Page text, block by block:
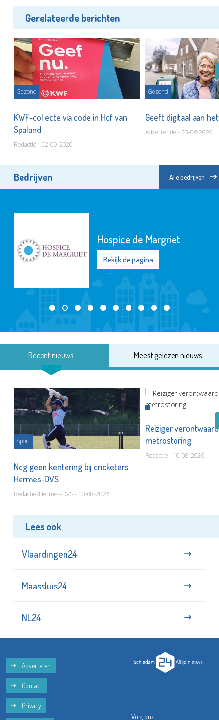
Gerelateerde berichten
Gezond
KWF-collecte via code in Hof van
Spaland
Redactie - 02-09-2020
Gezond
Geeft
Advertentie - 23-06-2020
Bedrijven Alle bedrijven
Hospice de Margriet
Bekijk de pagina
Recent nieuws Meest gelezen nieuws
Sport
Nog geen kentering bij cricketers
Hermes-DVS
Redactie/Hermes-DVS - 10-08-2026
Reiziger
metrostoring
Redactie - 10-08-2026
Lees ook
Vlaardingen24
Maassluis24
NL24
Adverteren
Contact
Privacy
Volg ons: